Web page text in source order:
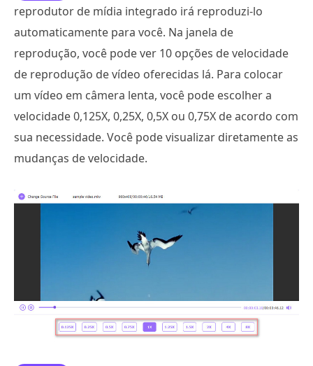
reprodutor de mídia integrado irá reproduzi-lo
automaticamente para você. Na janela de
reprodução, você pode ver 10 opções de velocidade
de reprodução de vídeo oferecidas lá. Para colocar
um vídeo em câmera lenta, você pode escolher a
velocidade 0,125X, 0,25X, 0,5X ou 0,75X de acordo com
sua necessidade. Você pode visualizar diretamente as
mudanças de velocidade.